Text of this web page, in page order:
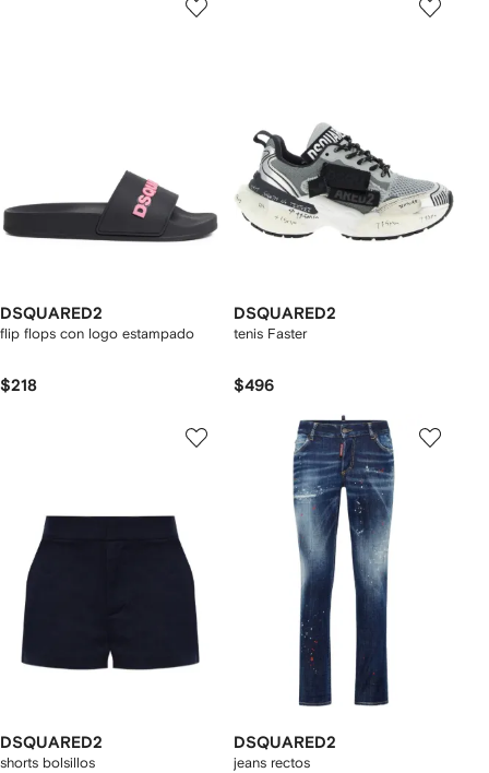
DSQUARED2
flip flops con logo estampado
$218
DSQUARED2
tenis Faster
$496
DSQUARED2
shorts bolsillos
DSQUARED2
jeans rectos